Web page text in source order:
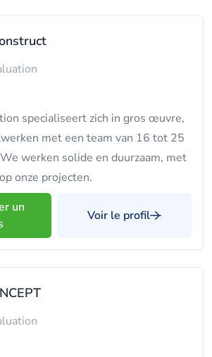
specialiseert zich in gros œuvre,
met een team van 16 tot 25
werken solide en duurzaam, met
onze projecten.
un
Voir le profil